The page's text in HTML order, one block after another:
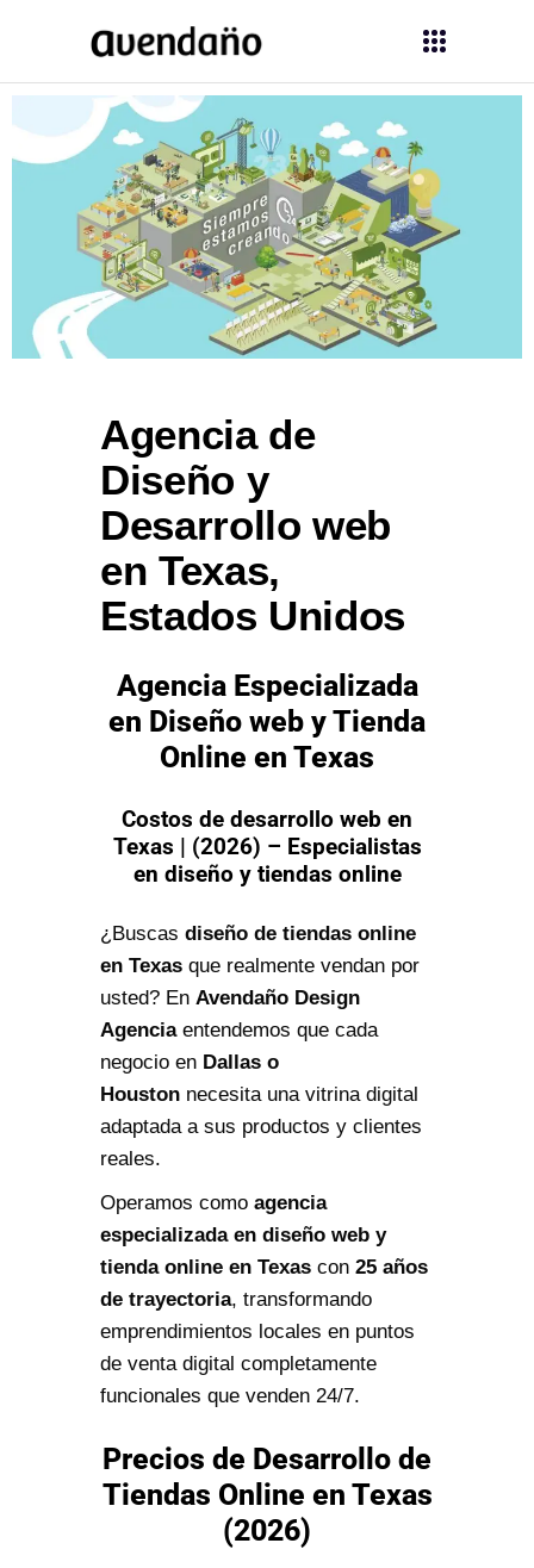
Agencia de
Diseño y
Desarrollo web
en Texas,
Estados Unidos
Agencia Especializada
en Diseño web y Tienda
Online en Texas
Costos de desarrollo web en
Texas | (2026) – Especialistas
en diseño y tiendas online
¿Buscas diseño de tiendas online
en Texas que realmente vendan por
usted? En Avendaño Design
Agenciaentendemos que cada
negocio en Dallas o
Houston necesita una vitrina digital
adaptada a sus productos y clientes
reales.
Operamos como agencia
especializada en diseño web y
tienda online en Texas con 25 años
de trayectoria, transformando
emprendimientos locales en puntos
de venta digital completamente
funcionales que venden 24/7.
Precios de Desarrollo de
Tiendas Online en Texas
(2026)